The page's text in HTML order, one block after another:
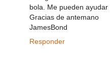
bola. Me pueden
Gracias de antemano
JamesBond
Responder